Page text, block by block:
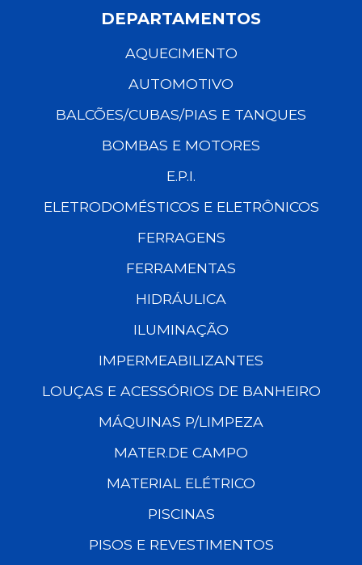
DEPARTAMENTOS
AQUECIMENTO
AUTOMOTIVO
BALCÕES/CUBAS/PIAS E TANQUES
BOMBAS E MOTORES
E.P.I.
ELETRODOMÉSTICOS E ELETRÔNICOS
FERRAGENS
FERRAMENTAS
HIDRÁULICA
ILUMINAÇÃO
IMPERMEABILIZANTES
LOUÇAS E ACESSÓRIOS DE BANHEIRO
MÁQUINAS P/LIMPEZA
MATER.DE CAMPO
MATERIAL ELÉTRICO
PISCINAS
PISOS E REVESTIMENTOS